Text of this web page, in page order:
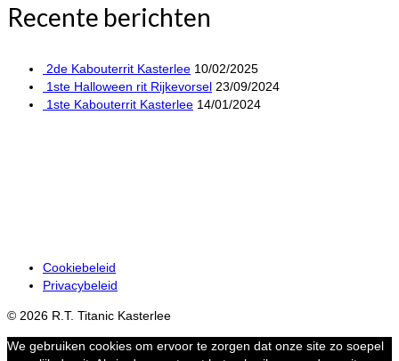
Recente berichten
2de Kabouterrit Kasterlee 10/02/2025
1ste Halloween rit Rijkevorsel 23/09/2024
1ste Kabouterrit Kasterlee 14/01/2024
Cookiebeleid
Privacybeleid
© 2026 R.T. Titanic Kasterlee
We gebruiken cookies om ervoor te zorgen dat onze site zo soepel